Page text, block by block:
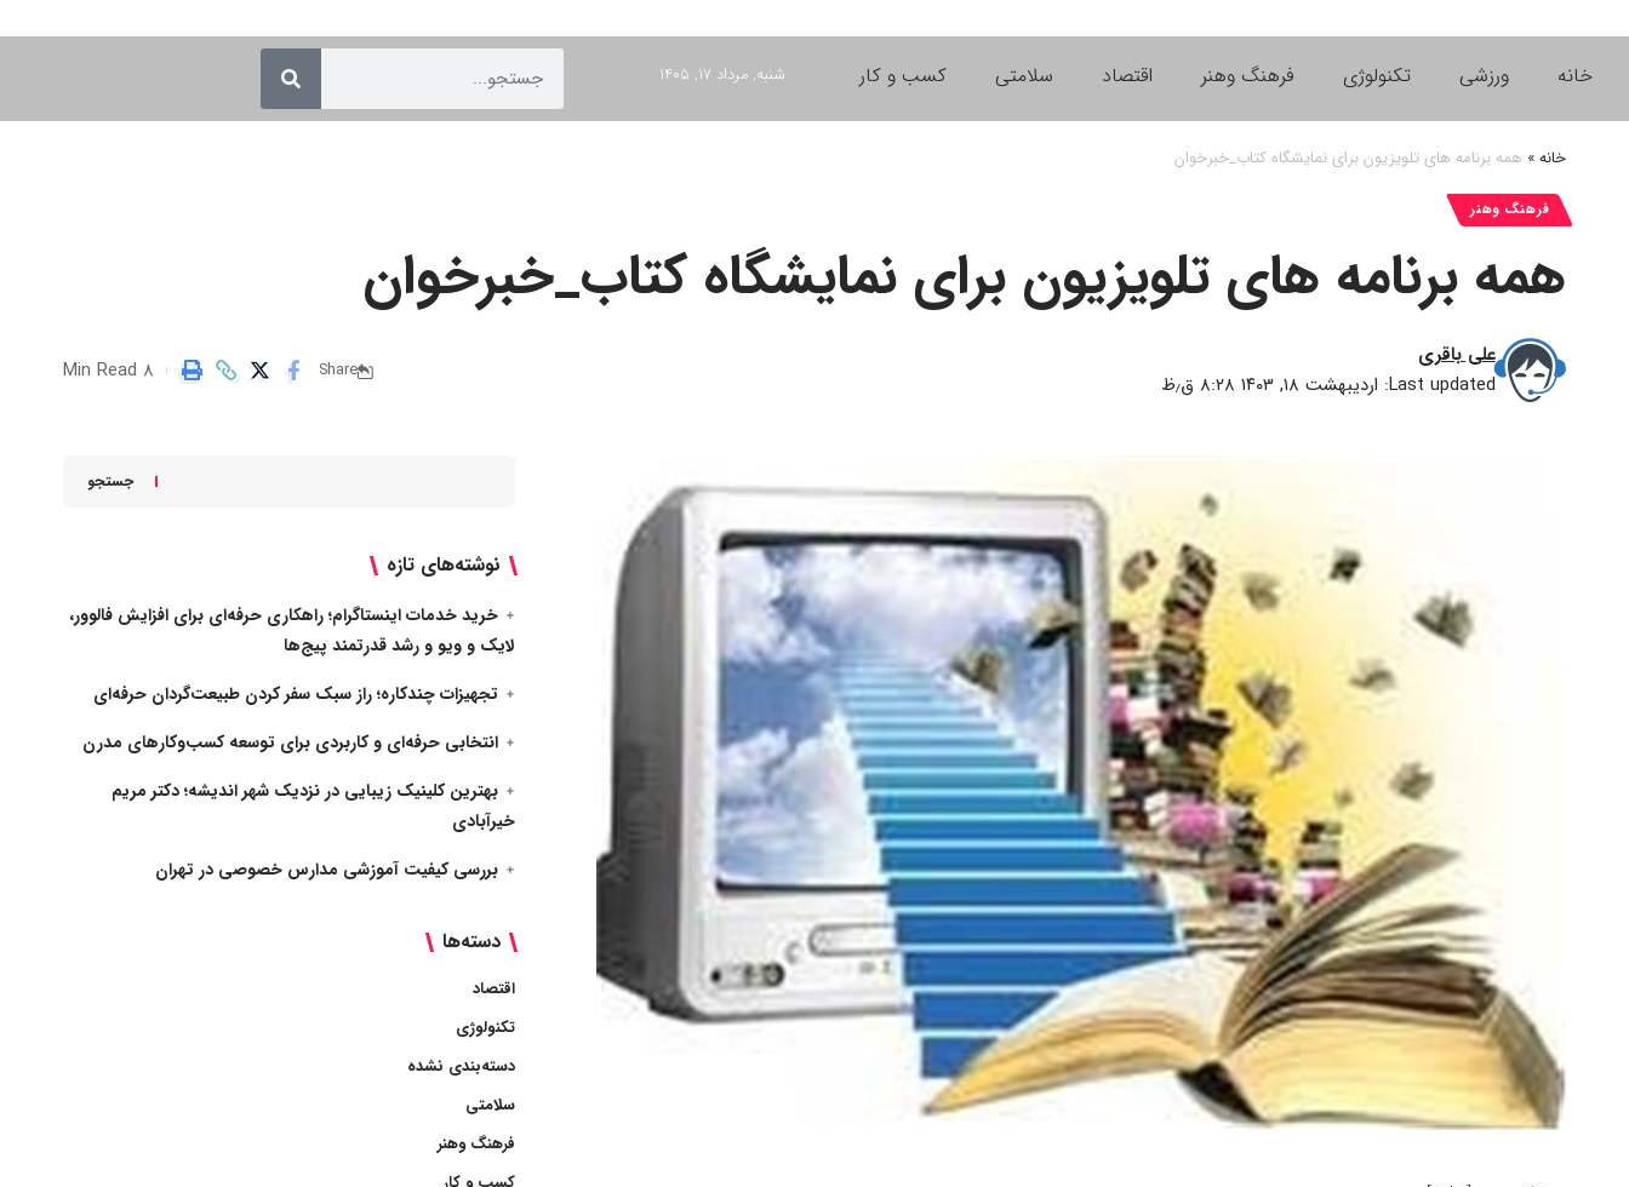
خانه ورزشی تکنولوژی فرهنگ وهنر اقتصاد سلامتی کسب و کار شنبه, مرداد ۱۷, ۱۴۰۵
خانه» همه برنامه های تلویزیون برای نمایشگاه کتاب_خبرخوان
فرهنگ وهنر
همه برنامه های تلویزیون برای نمایشگاه کتاب_خبرخوان
Last updated: اردیبهشت ۱۸, ۱۴۰۳ ۸:۲۸ ق٫ظ
علی باقری
Share
8 Min Read
جستجو
نوشته‌های تازه
خرید خدمات اینستاگرام؛ راهکاری حرفه‌ای برای افزایش فالوور،
لایک و ویو و رشد قدرتمند پیج‌ها
تجهیزات چندکاره؛ راز سبک سفر کردن طبیعت‌گردان حرفه‌ای
انتخابی حرفه‌ای و کاربردی برای توسعه کسب‌وکارهای مدرن
بهترین کلینیک زیبایی در نزدیک شهر اندیشه؛ دکتر مریم
خیرآبادی
بررسی کیفیت آموزشی مدارس خصوصی در تهران
دسته‌ها
اقتصاد
تکنولوژی
دسته‌بندی نشده
سلامتی
فرهنگ وهنر